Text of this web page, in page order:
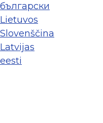
български
Lietuvos
Slovenščina
Latvijas
eesti